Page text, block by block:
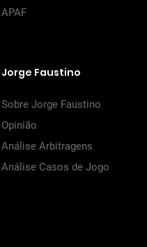
APAF
Jorge Faustino
Sobre Jorge Faustino
Opinião
Análise Arbitragens
Análise Casos de Jogo